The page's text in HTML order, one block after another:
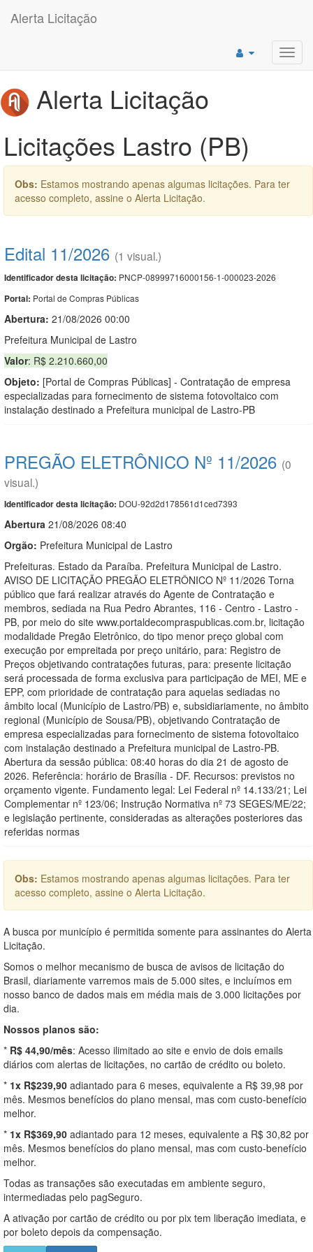
Alerta Licitação
Alerta Licitação
Licitações Lastro (PB)
Obs: Estamos mostrando apenas algumas licitações. Para ter
acesso completo, assine o Alerta Licitação.
Edital 11/2026 (1 visual.)
Identificador desta licitação: PNCP-08999716000156-1-000023-2026
Portal: Portal de Compras Públicas
Abertura: 21/08/2026 00:00
Prefeitura Municipal de Lastro
Valor: R$ 2.210.660,00
Objeto: [Portal de Compras Públicas] - Contratação de empresa
especializadas para fornecimento de sistema fotovoltaico com
instalação destinado a Prefeitura municipal de Lastro-PB
PREGÃO ELETRÔNICO Nº 11/2026 (0
visual.)
Identificador desta licitação: DOU-92d2d178561d1ced7393
Abertura 21/08/2026 08:40
Orgão: Prefeitura Municipal de Lastro
Prefeituras. Estado da Paraíba. Prefeitura Municipal de Lastro.
AVISO DE LICITAÇÃO PREGÃO ELETRÔNICO Nº 11/2026 Torna
público que fará realizar através do Agente de Contratação e
membros, sediada na Rua Pedro Abrantes, 116 - Centro - Lastro -
PB, por meio do site www.portaldecompraspublicas.com.br, licitação
modalidade Pregão Eletrônico, do tipo menor preço global com
execução por empreitada por preço unitário, para: Registro de
Preços objetivando contratações futuras, para: presente licitação
será processada de forma exclusiva para participação de MEI, ME e
EPP, com prioridade de contratação para aquelas sediadas no
âmbito local (Município de Lastro/PB) e, subsidiariamente, no âmbito
regional (Município de Sousa/PB), objetivando Contratação de
empresa especializadas para fornecimento de sistema fotovoltaico
com instalação destinado a Prefeitura municipal de Lastro-PB.
Abertura da sessão pública: 08:40 horas do dia 21 de agosto de
2026. Referência: horário de Brasília - DF. Recursos: previstos no
orçamento vigente. Fundamento legal: Lei Federal nº 14.133/21; Lei
Complementar nº 123/06; Instrução Normativa nº 73 SEGES/ME/22;
e legislação pertinente, consideradas as alterações posteriores das
referidas normas
Obs: Estamos mostrando apenas algumas licitações. Para ter
acesso completo, assine o Alerta Licitação.
A busca por município é permitida somente para assinantes do Alerta
Licitação.
Somos o melhor mecanismo de busca de avisos de licitação do
Brasil, diariamente varremos mais de 5.000 sites, e incluímos em
nosso banco de dados mais em média mais de 3.000 licitações por
dia.
Nossos planos são:
* R$ 44,90/mês: Acesso ilimitado ao site e envio de dois emails
diários com alertas de licitações, no cartão de crédito ou boleto.
* 1x R$239,90 adiantado para 6 meses, equivalente a R$ 39,98 por
mês. Mesmos benefícios do plano mensal, mas com custo-benefício
melhor.
* 1x R$369,90 adiantado para 12 meses, equivalente a R$ 30,82 por
mês. Mesmos benefícios do plano mensal, mas com custo-benefício
melhor.
Todas as transações são executadas em ambiente seguro,
intermediadas pelo pagSeguro.
A ativação por cartão de crédito ou por pix tem liberação imediata, e
por boleto depois da compensação.